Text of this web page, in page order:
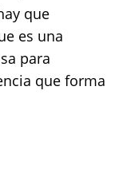
que
es una
para
que forma